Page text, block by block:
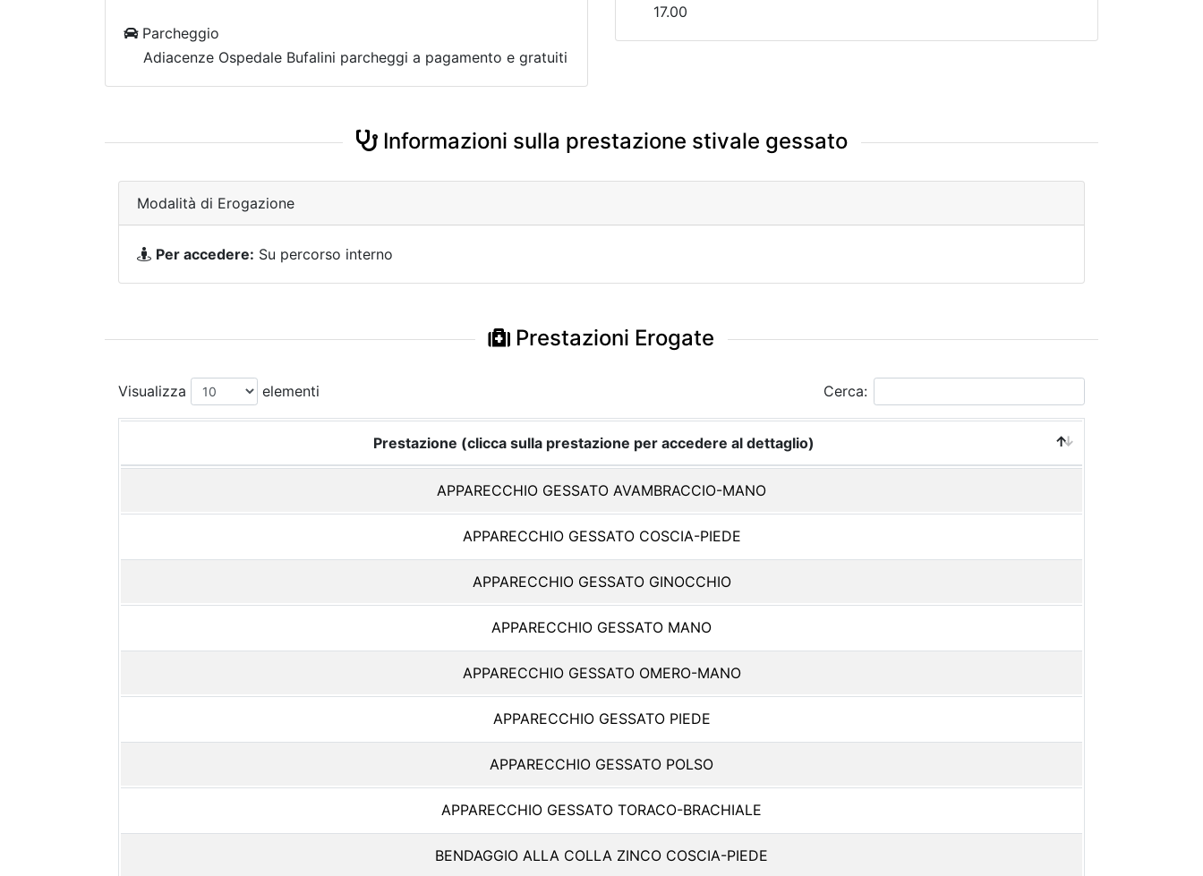
Parcheggio
Adiacenze Ospedale Bufalini parcheggi a pagamento e gratuiti
17.00
Informazioni sulla prestazione stivale gessato
Modalità di Erogazione
Per accedere: Su percorso interno
Prestazioni Erogate
Visualizza elementi Cerca:
Prestazione (clicca sulla prestazione per accedere al dettaglio)
APPARECCHIO GESSATO AVAMBRACCIO-MANO
APPARECCHIO GESSATO COSCIA-PIEDE
APPARECCHIO GESSATO GINOCCHIO
APPARECCHIO GESSATO MANO
APPARECCHIO GESSATO OMERO-MANO
APPARECCHIO GESSATO PIEDE
APPARECCHIO GESSATO POLSO
APPARECCHIO GESSATO TORACO-BRACHIALE
BENDAGGIO ALLA COLLA ZINCO COSCIA-PIEDE